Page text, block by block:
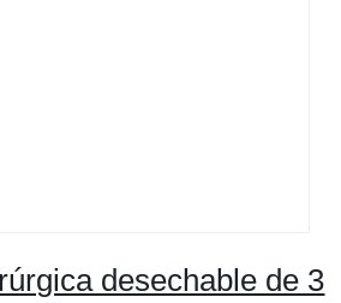
desechable de 3